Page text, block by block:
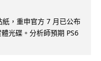
，重申官方 7 月已公布
光碟。分析師預期 PS6